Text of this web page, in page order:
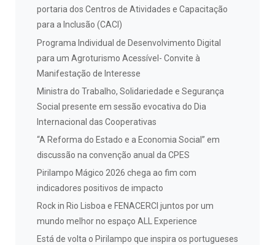
portaria dos Centros de Atividades e Capacitação
para a Inclusão (CACI)
Programa Individual de Desenvolvimento Digital
para um Agroturismo Acessível- Convite à
Manifestação de Interesse
Ministra do Trabalho, Solidariedade e Segurança
Social presente em sessão evocativa do Dia
Internacional das Cooperativas
“A Reforma do Estado e a Economia Social” em
discussão na convenção anual da CPES
Pirilampo Mágico 2026 chega ao fim com
indicadores positivos de impacto
Rock in Rio Lisboa e FENACERCI juntos por um
mundo melhor no espaço ALL Experience
Está de volta o Pirilampo que inspira os portugueses